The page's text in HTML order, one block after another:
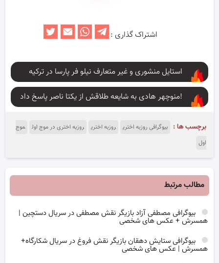
اشتراک گذاری :
استایل منشوری و غیر متعارف نیلو فر پارسا در ترکیه
منوچهر هادی به شایعه طلاقش از یکتا ناصر پاسخ داد!
برچسب ها : بیوگرافی روزبه اختری روزبه اختری روزبه اختری در موج اول
موج
اول
مطالب مرتبط
بیوگرافی مصطفی آزاد بازیگر نقش مصطفی در سریال دستچین |
همسرش + عکس های شخصی
بیوگرافی ستایش دهقان بازیگر نقش فروغ در سریال شکارگاه+
همسرش | عکس های شخصی